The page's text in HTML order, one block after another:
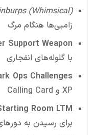
(Whimsical)
زامبی‌ها هنگام مرگ
Support Weapon
با گلوله‌های انفجاری
Ops Challenges
XP و Calling Card
Room LTM
برای رسیدن به دورهای